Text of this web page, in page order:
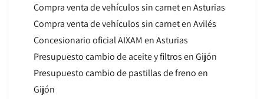
Compra venta de vehículos sin carnet en Asturias
Compra venta de vehículos sin carnet en Avilés
Concesionario oficial AIXAM en Asturias
Presupuesto cambio de aceite y filtros en Gijón
Presupuesto cambio de pastillas de freno en
Gijón